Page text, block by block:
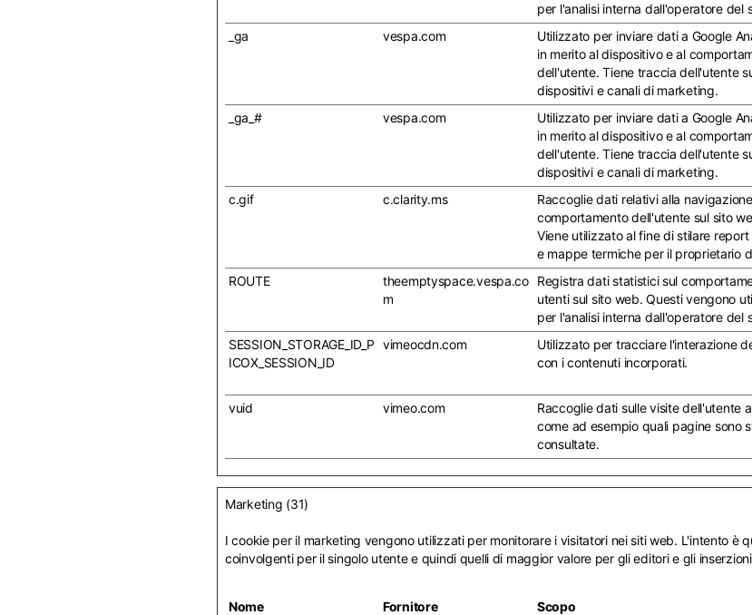
per l'analisi interna dall'operatore del
_ga
vespa.com
Utilizzato per inviare dati a Google
in merito al dispositivo e al
dell'utente. Tiene traccia dell'utente
dispositivi e canali di marketing.
_ga_# vespa.com
Utilizzato per inviare dati a Google
in merito al dispositivo e al
dell'utente. Tiene traccia dell'utente
dispositivi e canali di marketing.
c.gif c.clarity.ms
Raccoglie dati relativi alla
comportamento dell'utente sul sito
Viene utilizzato al fine di stilare
e mappe termiche per il proprietario
ROUTE
theemptyspace.vespa.co
m
Registra dati statistici sul
utenti sul sito web. Questi vengono
per l'analisi interna dall'operatore del
SESSION_STORAGE_ID_P
ICOX_SESSION_ID
vimeocdn.com
Utilizzato per tracciare l'interazione
con i contenuti incorporati.
vuid
vimeo.com
Raccoglie dati sulle visite dell'utente
come ad esempio quali pagine sono
consultate.
Marketing (31)
I cookie per il marketing vengono utilizzati per monitorare i visitatori nei siti web. L'intento è
coinvolgenti per il singolo utente e quindi quelli di maggior valore per gli editori e gli
Nome Fornitore Scopo